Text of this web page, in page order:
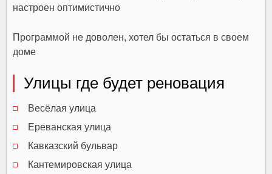
настроен оптимистично
Программой не доволен, хотел бы остаться в своем
доме
Улицы где будет реновация
Весёлая улица
Ереванская улица
Кавказский бульвар
Кантемировская улица